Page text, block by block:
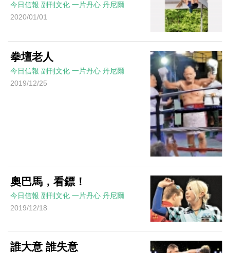
今日信報 副刊文化 一片丹心 丹尼爾
2020/01/01
拳壇老人
今日信報 副刊文化 一片丹心 丹尼爾
2019/12/25
奧巴馬，看鏢！
今日信報 副刊文化 一片丹心 丹尼爾
2019/12/18
誰大意 誰失意